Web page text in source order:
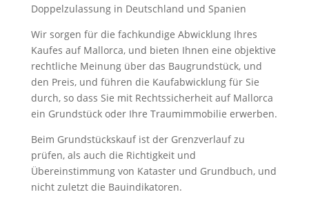
Doppelzulassung in Deutschland und Spanien
Wir sorgen für die fachkundige Abwicklung Ihres
Kaufes auf Mallorca, und bieten Ihnen eine objektive
rechtliche Meinung über das Baugrundstück, und
den Preis, und führen die Kaufabwicklung für Sie
durch, so dass Sie mit Rechtssicherheit auf Mallorca
ein Grundstück oder Ihre Traumimmobilie erwerben.
Beim Grundstückskauf ist der Grenzverlauf zu
prüfen, als auch die Richtigkeit und
Übereinstimmung von Kataster und Grundbuch, und
nicht zuletzt die Bauindikatoren.